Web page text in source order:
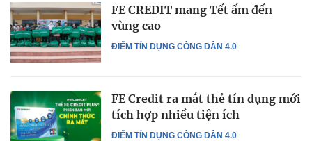
ĐIỂM TÍN DỤNG CÔNG DÂN 4.0
FE CREDIT mang Tết ấm đến
vùng cao
ĐIỂM TÍN DỤNG CÔNG DÂN 4.0
FE Credit ra mắt thẻ tín dụng mới
tích hợp nhiều tiện ích